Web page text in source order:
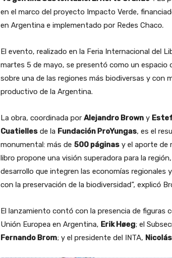
en el marco del proyecto Impacto Verde,
en Argentina e implementado por Redes Chaco.
El evento, realizado en la Feria Internacional del
martes 5 de mayo, se presentó como un espacio
sobre una de las regiones más biodiversas y con
productivo de la Argentina.
La obra, coordinada por Alejandro Browny
Cuatiellesde la Fundación ProYungas, es el
monumental: más de 500 páginasy el aporte de
libro propone una visión superadora para la
desarrollo que integren las economías regionales
con la preservación de la biodiversidad”, explicó
El lanzamiento contó con la presencia de figuras
Unión Europea en Argentina, Erik Høeg; el
Fernando Brom; y el presidente del INTA,